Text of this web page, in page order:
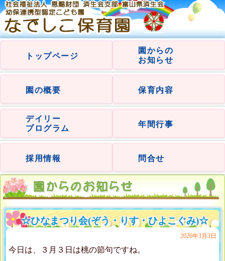
トップページ
園からの
お知らせ
園の概要 保育内容
デイリー
プログラム
年間行事
採用情報 問合せ
☆ひなまつり会(ぞう・りす・ひよこぐみ)☆
2026年3月3日
今日は、３月３日は桃の節句ですね。